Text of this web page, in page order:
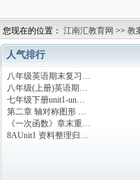
您现在的位置： 江南汇教育网 >> 教
人气排行
八年级英语期末复习…
八年级(上册)英语期…
七年级下册unit1-un…
第二章 轴对称图形 …
《一次函数》章末重…
8AUnit1 资料整理归…